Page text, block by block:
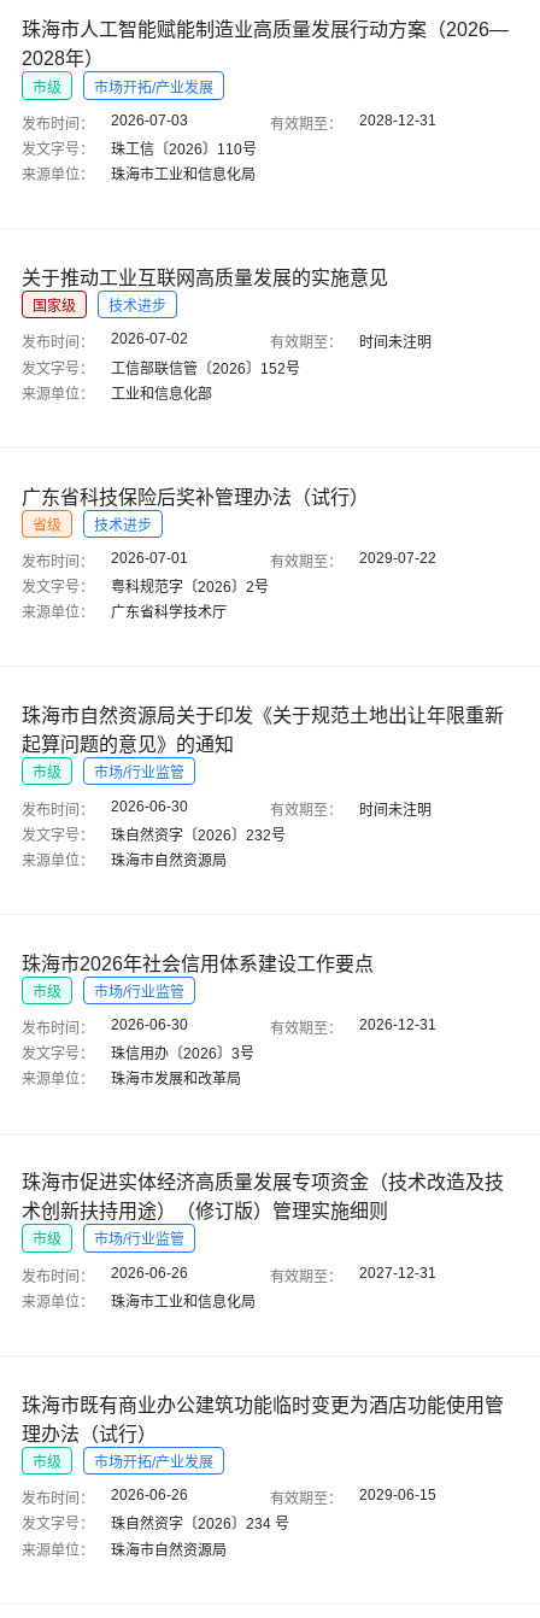
珠海市人工智能赋能制造业高质量发展行动方案（2026—
2028年）
市级 市场开拓/产业发展
发布时间： 2026-07-03 有效期至：
2028-12-31
发文字号：
珠工信〔2026〕110号
来源单位：
珠海市工业和信息化局
关于推动工业互联网高质量发展的实施意见
国家级 技术进步
发布时间： 2026-07-02 有效期至：
时间未注明
发文字号：
工信部联信管〔2026〕152号
来源单位：
工业和信息化部
广东省科技保险后奖补管理办法（试行）
省级 技术进步
发布时间： 2026-07-01 有效期至：
2029-07-22
发文字号：
粤科规范字〔2026〕2号
来源单位：
广东省科学技术厅
珠海市自然资源局关于印发《关于规范土地出让年限重新
起算问题的意见》的通知
市级 市场/行业监管
发布时间： 2026-06-30 有效期至：
时间未注明
发文字号：
珠自然资字〔2026〕232号
来源单位：
珠海市自然资源局
珠海市2026年社会信用体系建设工作要点
市级 市场/行业监管
发布时间： 2026-06-30 有效期至：
2026-12-31
发文字号：
珠信用办〔2026〕3号
来源单位：
珠海市发展和改革局
珠海市促进实体经济高质量发展专项资金（技术改造及技
术创新扶持用途）（修订版）管理实施细则
市级 市场/行业监管
发布时间： 2026-06-26 有效期至：
2027-12-31
来源单位：
珠海市工业和信息化局
珠海市既有商业办公建筑功能临时变更为酒店功能使用管
理办法（试行）
市级 市场开拓/产业发展
发布时间： 2026-06-26 有效期至：
2029-06-15
发文字号：
珠自然资字〔2026〕234 号
来源单位：
珠海市自然资源局